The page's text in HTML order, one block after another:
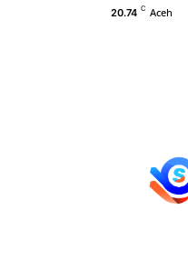
20.74 C Aceh